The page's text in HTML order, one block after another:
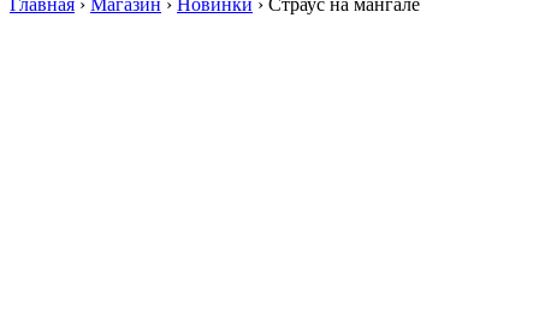
Главная › Магазин › Новинки › Страус на мангале